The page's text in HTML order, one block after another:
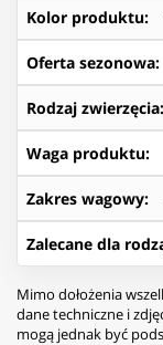
Kolor produktu:
Oferta sezonowa:
Rodzaj zwierzęcia:
Waga produktu:
Zakres wagowy:
Zalecane dla
Mimo dołożenia
dane techniczne i
mogą jednak być